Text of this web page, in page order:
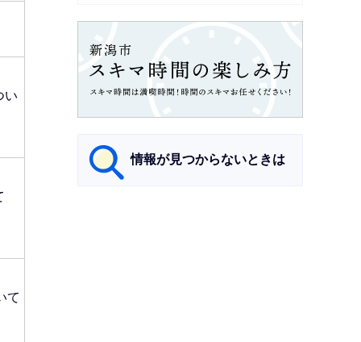
い
て
情報が見つからないときは